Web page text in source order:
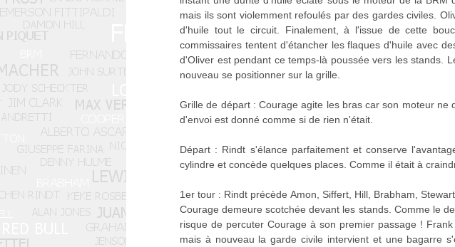
mais ils sont violemment refoulés par des gardes civiles.
d'huile tout le circuit. Finalement, à l'issue de cette
commissaires tentent d'étancher les flaques d'huile avec
d'Oliver est pendant ce temps-là poussée vers les stands.
nouveau se positionner sur la grille.
Grille de départ : Courage agite les bras car son moteur
d'envoi est donné comme si de rien n'était.
Départ : Rindt s'élance parfaitement et conserve
cylindre et concède quelques places. Comme il était à
1er tour : Rindt précède Amon, Siffert, Hill, Brabham,
Courage demeure scotchée devant les stands. Comme le
risque de percuter Courage à son premier passage !
mais à nouveau la garde civile intervient et une bagarre